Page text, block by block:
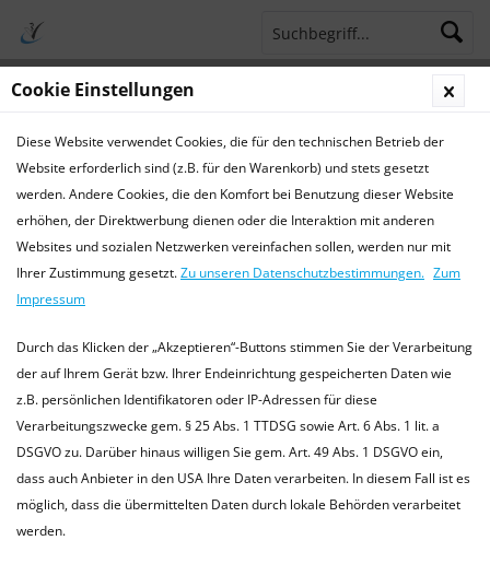
Terminsprechstunde Service Hotline 04421 773770
Schneefressen - Schnee-Gastritis
Schneefressen - Schnee-Gastritis
Tierärztliche Praxis 24.01.14 09:00 0 Kommentare
Hunde haben Spaß daran, im Schnee herumzutollen.
Schneefressen beim Hund sollten Sie jedoch vermeiden.
Cookie Einstellungen
Diese Website verwendet Cookies, die für den technischen Betrieb der
Website erforderlich sind (z.B. für den Warenkorb) und stets gesetzt
werden. Andere Cookies, die den Komfort bei Benutzung dieser Website
erhöhen, der Direktwerbung dienen oder die Interaktion mit anderen
Websites und sozialen Netzwerken vereinfachen sollen, werden nur mit
Ihrer Zustimmung gesetzt.Zu unseren Datenschutzbestimmungen. Zum
Impressum
Durch das Klicken der „Akzeptieren“-Buttons stimmen Sie der Verarbeitung
der auf Ihrem Gerät bzw. Ihrer Endeinrichtung gespeicherten Daten wie
z.B. persönlichen Identifikatoren oder IP-Adressen für diese
Verarbeitungszwecke gem. § 25 Abs. 1 TTDSG sowie Art. 6 Abs. 1 lit. a
DSGVO zu. Darüber hinaus willigen Sie gem. Art. 49 Abs. 1 DSGVO ein,
dass auch Anbieter in den USA Ihre Daten verarbeiten. In diesem Fall ist es
möglich, dass die übermittelten Daten durch lokale Behörden verarbeitet
werden.